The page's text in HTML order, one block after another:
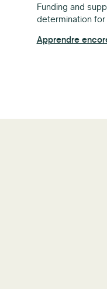
Funding and
determination for
Apprendre